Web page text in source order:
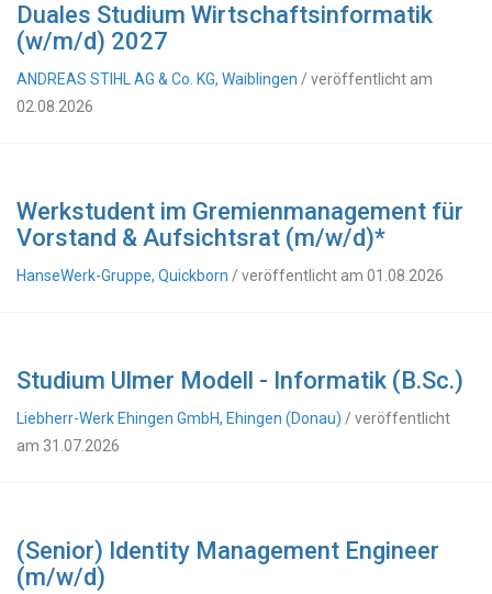
Duales Studium Wirtschaftsinformatik
(w/m/d) 2027
ANDREAS STIHL AG & Co. KG, Waiblingen / veröffentlicht am
02.08.2026
Werkstudent im Gremienmanagement für
Vorstand & Aufsichtsrat (m/w/d)*
HanseWerk-Gruppe, Quickborn / veröffentlicht am 01.08.2026
Studium Ulmer Modell - Informatik (B.Sc.)
Liebherr-Werk Ehingen GmbH, Ehingen (Donau) / veröffentlicht
am 31.07.2026
(Senior) Identity Management Engineer
(m/w/d)